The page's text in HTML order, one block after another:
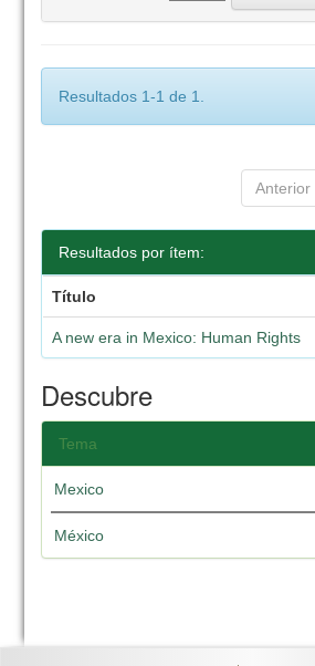
Resultados 1-1 de 1.
Anterior
Resultados por ítem:
Título
A new era in Mexico: Human Rights
Descubre
Tema
Mexico
México